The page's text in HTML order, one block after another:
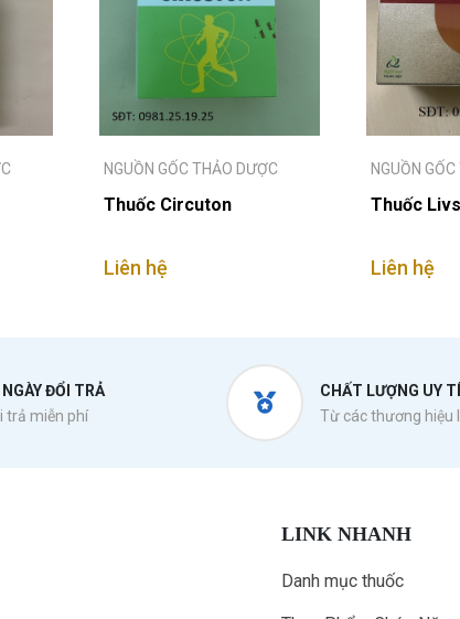
NGUỒN GỐC THẢO DƯỢC
Thuốc Circuton
Liên hệ
NGUỒN
Thuốc
Liên hệ
ĐỔI TRẢ
trả miễn phí
CHẤT LƯỢNG UY
Từ các thương hiệu
LINK NHANH
Danh mục thuốc